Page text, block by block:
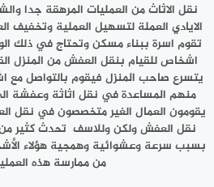
نقل الاثاث من العمليات المرهقة جدا
الايادي العملة لتسهيل العملية وتخفيف
تقوم اسرة ببناء مسكن وتحتاج في ذلك
اشخاص للقيام بنقل العفش من المنزل
يتسرع صاحب المنزل فيقوم بالتواصل
منهم المساعدة في نقل اثاثة وعفشة
يقومون العمال الغير متخصصون في نقل
نقل العفش ولكن وللاسف تحدث كثير من
بسبب سرعة وعشوائية وهمجية هؤلاء
من ممارسة هذه